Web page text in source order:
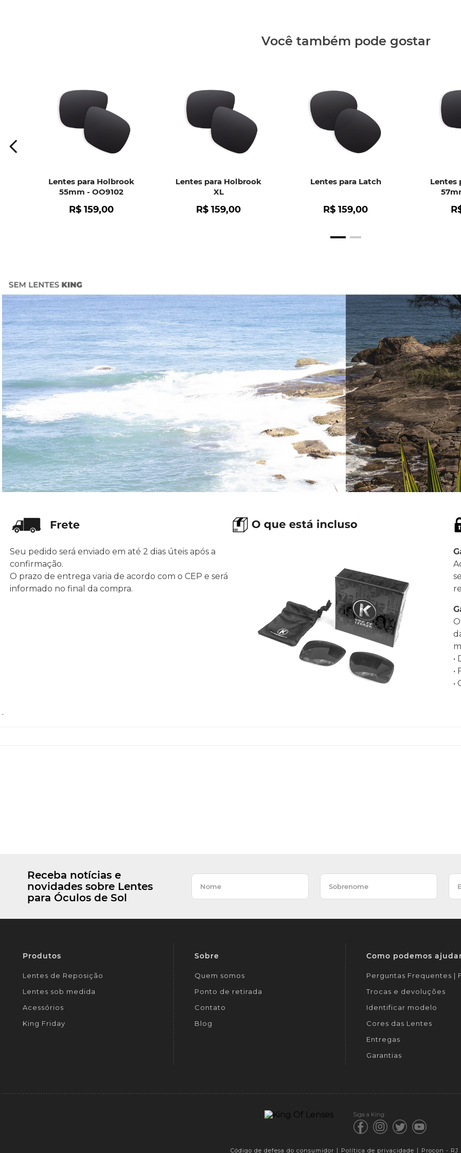
Você também pode gostar
Lentes para Holbrook
55mm - OO9102
R$ 159,00
Lentes para Holbrook
XL
R$ 159,00
Lentes para Latch
R$ 159,00
Lentes
Seu pedido será enviado em até 2 dias úteis após a
confirmação.
O prazo de entrega varia de acordo com o CEP e será
informado no final da compra.
•
•
•
.
Receba notícias e
novidades sobre Lentes
para Óculos de Sol
Produtos
Lentes de Reposição
Lentes sob medida
Acessórios
King Friday
Sobre
Quem somos
Ponto de retirada
Contato
Blog
Como podemos
Perguntas Frequentes |
Trocas e devoluções
Identificar modelo
Cores das Lentes
Entregas
Garantias
Siga a King:
Código de defesa do consumidor Política de privacidade Procon - RJ